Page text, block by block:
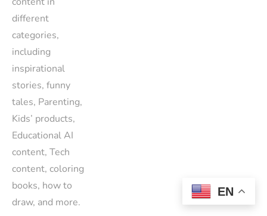
different
categories,
including
inspirational
stories, funny
tales, Parenting,
Kids’ products,
Educational AI
content, Tech
content, coloring
books, how to
draw, and more.
EN